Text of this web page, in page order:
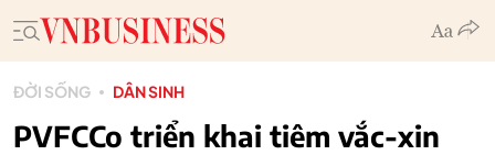
ĐỜI SỐNG DÂN SINH
PVFCCo triển khai tiêm vắc-xin